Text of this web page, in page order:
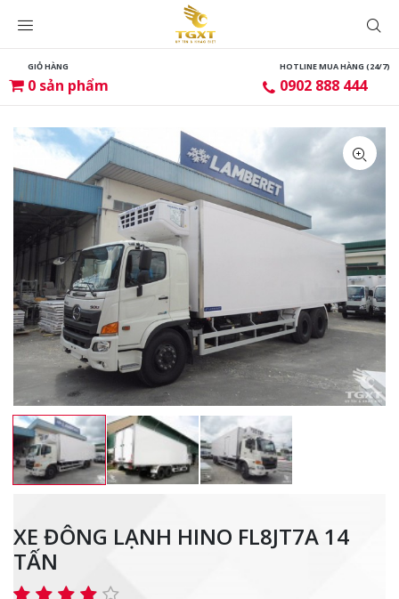
GIỎ HÀNG
0 sản phẩm
HOTLINE MUA HÀNG (24/7)
0902 888 444
XE ĐÔNG LẠNH HINO FL8JT7A 14
TẤN